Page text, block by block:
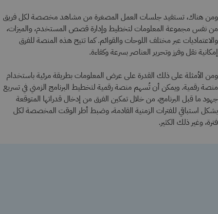
ومن هناك، تستفيد جلسات العمل المصغرة من مشاهد مخصصة لكل فريق
من نفس مجموعة المعلومات لتخطيط وإدارة قصص المستخدم، والميزات،
والاعتماديات عبر مختلف اللوحات والقوائم. كما تتيح هذه المنصة للفرق
إمكانية نقل وفرز وتحرير العناصر بسرعة وكفاءة.
ومن الأمثلة على ذلك القدرة على عرض المعلومات بطريقة مرئية باستخدام
منصة رقمية. ويمكن أن تُسهم منصة رقمية لتخطيط البرنامج الزمني في تسريع
جهود ما قبل البرنامج، من خلال تمكين الفرق من إدخال قدراتها المتوقعة
بشكل استباقي للفترات الزمنية القادمة، وضبط أطر الوقت المخصصة لكل
فترة، وغير ذلك الكثير.